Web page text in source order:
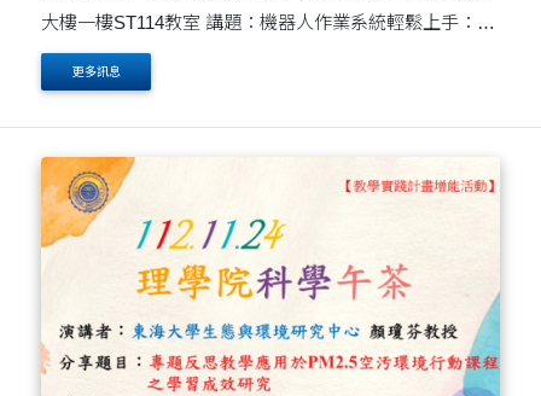
大樓一樓ST114教室 講題：機器人作業系統輕鬆上手：教
育創新體驗 講者：蘇文鈺 教授（國立成功大學資工系）
歡迎參加！!
更多訊息